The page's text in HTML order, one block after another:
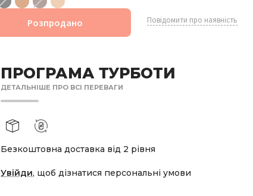
Розпродано Повідомити про наявність
ПРОГРАМА ТУРБОТИ
ДЕТАЛЬНІШЕ ПРО ВСІ ПЕРЕВАГИ
Безкоштовна доставка від 2 рівня
Увійди, щоб дізнатися персональні умови